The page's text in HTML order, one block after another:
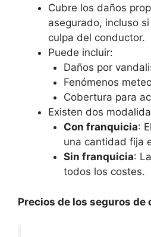
Cubre los daños
asegurado, incluso
culpa del conductor.
Puede incluir:
Daños por
Fenómenos
Cobertura para
Existen dos
Con franquicia:
una cantidad fija
Sin franquicia:
todos los costes.
Precios de los seguros de